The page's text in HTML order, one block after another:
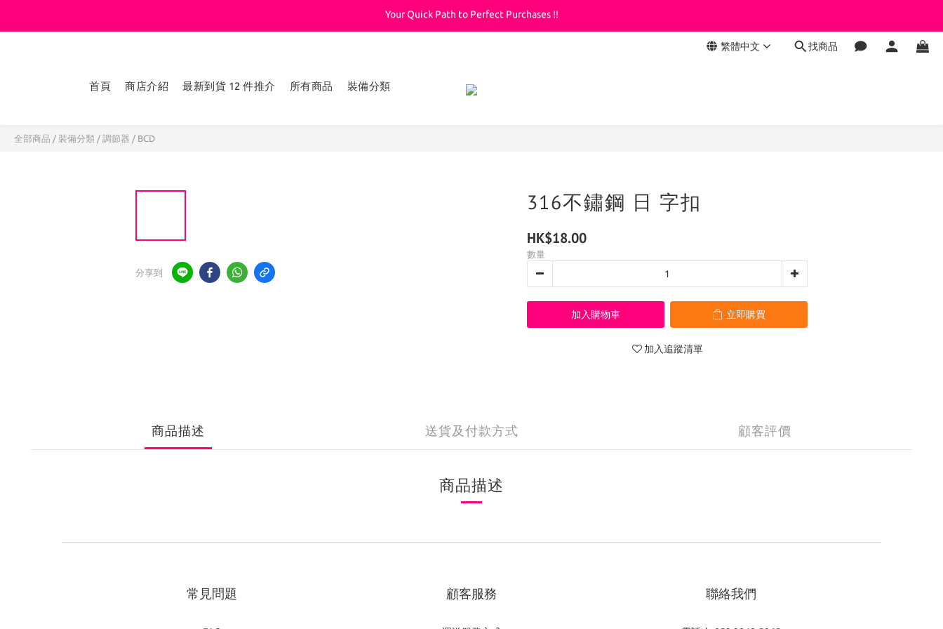
Welcome to KeepDiving.com
Your Quick Path to Perfect Purchases !!
繁體中文 找商品
首頁 商店介紹 最新到貨 12 件推介 所有商品 裝備分類
全部商品 / 裝備分類 / 調節器 / BCD
分享到
316不鏽鋼 日 字扣
HK$18.00
數量
加入購物車 立即購買
加入追蹤清單
商品描述 送貨及付款方式 顧客評價
商品描述
常見問題 顧客服務 聯絡我們